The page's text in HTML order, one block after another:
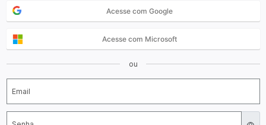
Acesse com Microsoft